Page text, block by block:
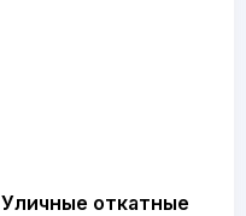
Уличные откатные